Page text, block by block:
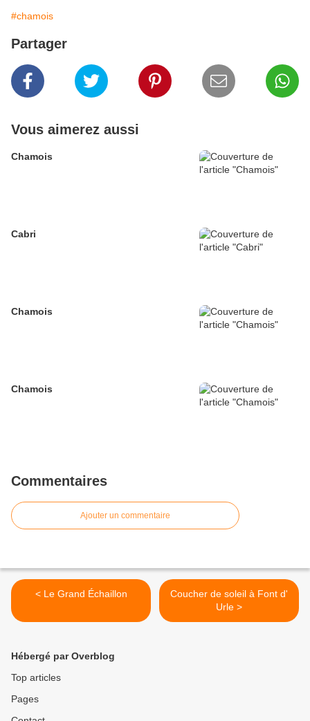
#chamois
Partager
Vous aimerez aussi
Chamois
Cabri
Chamois
Chamois
Commentaires
Ajouter un commentaire
< Le Grand Échaillon
Coucher de soleil à Font d'
Urle >
Hébergé par Overblog
Top articles
Pages